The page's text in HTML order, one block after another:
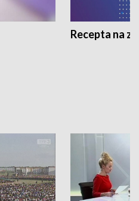
Recepta na